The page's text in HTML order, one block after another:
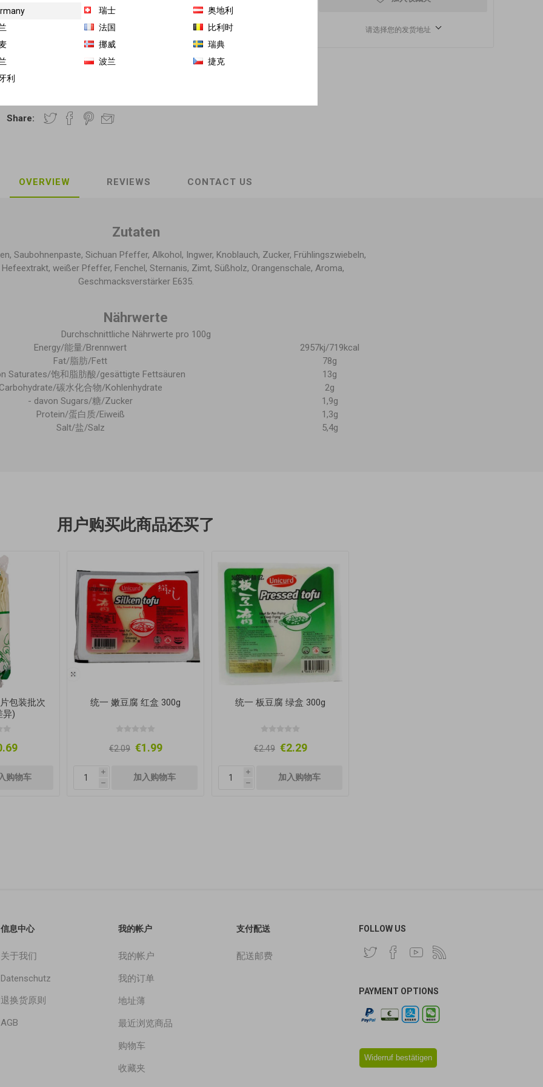
内页
€1,33 / 100 g 最佳赏味期 MHD： 2025-07-09
Share:
请选择您的发货地址
OVERVIEW REVIEWS CONTACT US
Zutaten
Saubohnenpaste, Sichuan Pfeffer, Alkohol, Ingwer, Knoblauch, Zucker, Frühlingszwiebeln,
weißer Pfeffer, Fenchel, Sternanis, Zimt, Süßholz, Orangenschale, Aroma,
Geschmacksverstärker E635.
Nährwerte
Durchschnittliche Nährwerte pro 100g
Energy/能量/Brennwert
2957kj/719kcal
Fat/脂肪/Fett
78g
Saturates/饱和脂肪酸/gesättigte Fettsäuren
13g
Carbohydrate/碳水化合物/Kohlenhydrate
2g
- davon Sugars/糖/Zucker
1,9g
Protein/蛋白质/Eiweiß
1,3g
Salt/盐/Salz
5,4g
用户购买此商品还买了
包装批次
异)
统一 嫩豆腐 红盒 300g
€2.09 €1.99
i
h
统一 板豆腐 绿盒 300g
€2.49 €2.29
i
h
信息中心
关于我们
Datenschutz
退换货原则
AGB
我的帐户
我的帐户
我的订单
地址薄
最近浏览商品
购物车
收藏夹
支付配送
配送邮费
FOLLOW US
PAYMENT OPTIONS
Widerruf bestätigen
瑞士
奥地利
法国
比利时
挪威
瑞典
波兰
捷克
利